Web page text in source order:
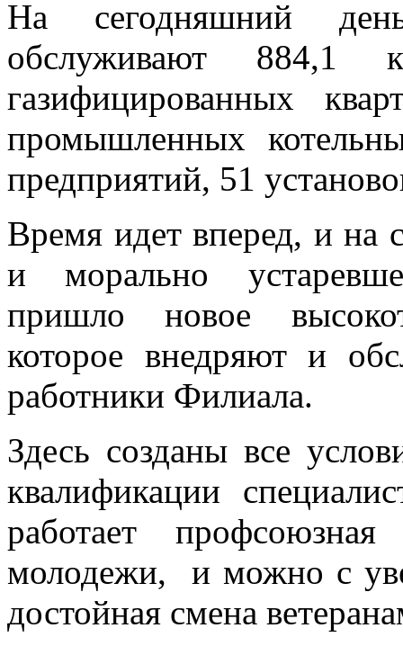
На сегодняшний
обслуживают 884,1
газифицированных
промышленных
предприятий, 51
Время идет вперед, и на
и морально
пришло новое
которое внедряют и
работники Филиала.
Здесь созданы все
квалификации
работает
молодежи, и можно с
достойная смена